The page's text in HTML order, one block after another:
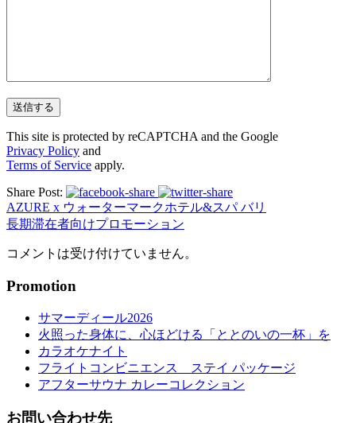
This site is protected by reCAPTCHA and the Google
Privacy Policy and
Terms of Service apply.
Share Post:
AZURE x ウォーターマークホテル&スパ バリ
長期滞在者向けプロモーション
コメントは受け付けていません。
Promotion
サマーディール2026
火照った身体に、心ほどける「ととのいの一杯」を
カラオケナイト
フライトコンビニエンス ステイ パッケージ
アフターサウナ カレーコレクション
お問い合わせ先